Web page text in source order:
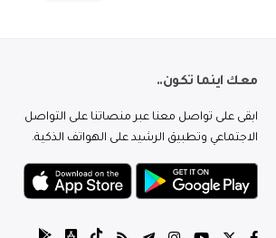
معك اينما تكون..
ابقى على تواصل معنا عبر منصاتنا على التواصل
الاجتماعي وتطبيق الرشيد على الهواتف الذكية.